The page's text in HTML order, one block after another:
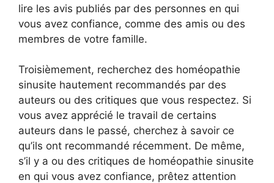
lire les avis publiés par des personnes en qui
vous avez confiance, comme des amis ou des
membres de votre famille.
Troisièmement, recherchez des homéopathie
sinusite hautement recommandés par des
auteurs ou des critiques que vous respectez. Si
vous avez apprécié le travail de certains
auteurs dans le passé, cherchez à savoir ce
qu’ils ont recommandé récemment. De même,
s’il y a ou des critiques de homéopathie sinusite
en qui vous avez confiance, prêtez attention